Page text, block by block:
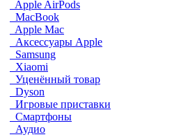
Apple AirPods
MacBook
Apple Mac
Аксессуары Apple
Samsung
Xiaomi
Уценённый товар
Dyson
Игровые приставки
Смартфоны
Аудио